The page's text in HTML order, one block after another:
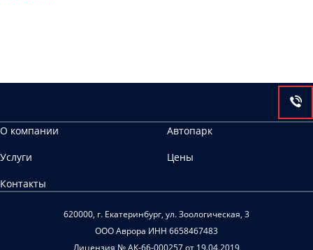
О компании
Автопарк
Услуги
Цены
Контакты
620000, г. Екатеринбург, ул. Зоологическая, 3
ООО Аврора ИНН 6658467483
Лицензия № АК-66-000257 от 19.04.2019